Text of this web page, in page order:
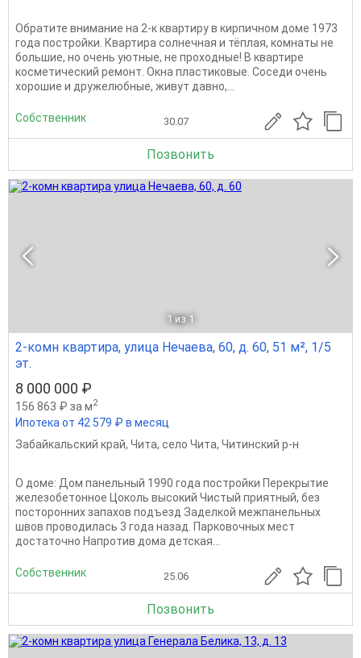
Обратите внимание на 2-к квартиру в кирпичном доме 1973
года постройки. Квартира солнечная и тёплая, комнаты не
большие, но очень уютные, не проходные! В квартире
косметический ремонт. Окна пластиковые. Соседи очень
хорошие и дружелюбные, живут давно,...
Собственник 30.07
Позвонить
1 из 1
2-комн квартира, улица Нечаева, 60, д. 60, 51 м², 1/5
эт.
8 000 000 ₽
156 863 ₽ за м2
Ипотека от 42 579 ₽ в месяц
Забайкальский край, Чита, село Чита, Читинский р-н
О доме: Дом панельный 1990 года постройки Перекрытие
железобетонное Цоколь высокий Чистый приятный, без
посторонних запахов подъезд Заделкой межпанельных
швов проводилась 3 года назад. Парковочных мест
достаточно Напротив дома детская...
Собственник 25.06
Позвонить